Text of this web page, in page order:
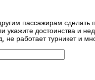
пассажирам сделать
укажите достоинства и
работает турникет и